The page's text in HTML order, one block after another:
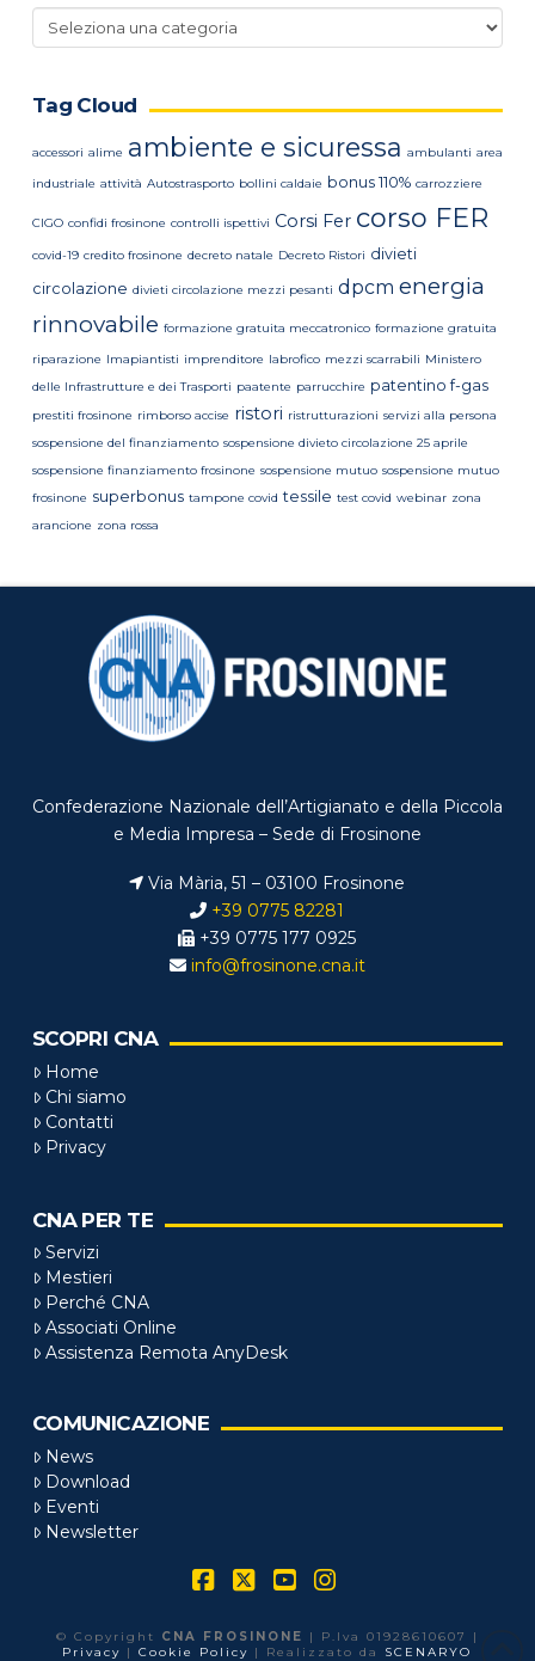
Categorie
news
Tag Cloud
accessori alime ambiente e sicuressa ambulanti area
industriale attività Autostrasporto bollini caldaie bonus 110% carrozziere
CIGO confidi frosinone controlli ispettivi Corsi Fer corso FER
covid-19 credito frosinone decreto natale Decreto Ristori divieti
circolazione divieti circolazione mezzi pesanti dpcm energia
rinnovabile formazione gratuita meccatronico formazione gratuita
riparazione Imapiantisti imprenditore labrofico mezzi scarrabili Ministero
delle Infrastrutture e dei Trasporti paatente parrucchire patentino f-gas
prestiti frosinone rimborso accise ristori ristrutturazioni servizi alla persona
sospensione del finanziamento sospensione divieto circolazione 25 aprile
sospensione finanziamento frosinone sospensione mutuo sospensione mutuo
frosinone superbonus tampone covid tessile test covid webinar zona
arancione zona rossa
Confederazione Nazionale dell’Artigianato e della Piccola
e Media Impresa – Sede di Frosinone
Via Mària, 51 – 03100 Frosinone
+39 0775 82281
+39 0775 177 0925
info@frosinone.cna.it
SCOPRI CNA
Home
Chi siamo
Contatti
Privacy
CNA PER TE
Servizi
Mestieri
Perché CNA
Associati Online
Assistenza Remota AnyDesk
COMUNICAZIONE
News
Download
Eventi
Newsletter
© Copyright CNA FROSINONE
| P.Iva 01928610607 |
Privacy |Cookie Policy | Realizzato da SCENARYO